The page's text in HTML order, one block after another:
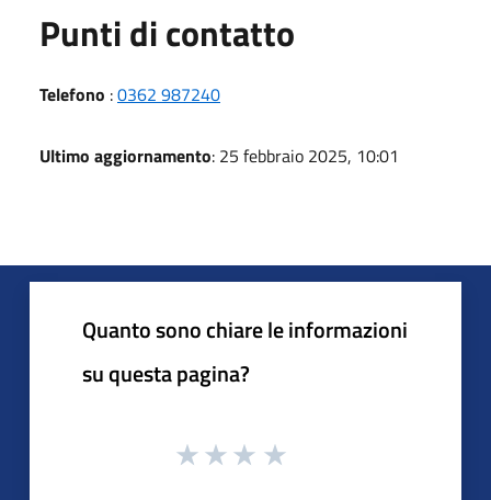
Punti di contatto
Telefono :0362 987240
Ultimo aggiornamento: 25 febbraio 2025, 10:01
Quanto sono chiare le informazioni
su questa pagina?